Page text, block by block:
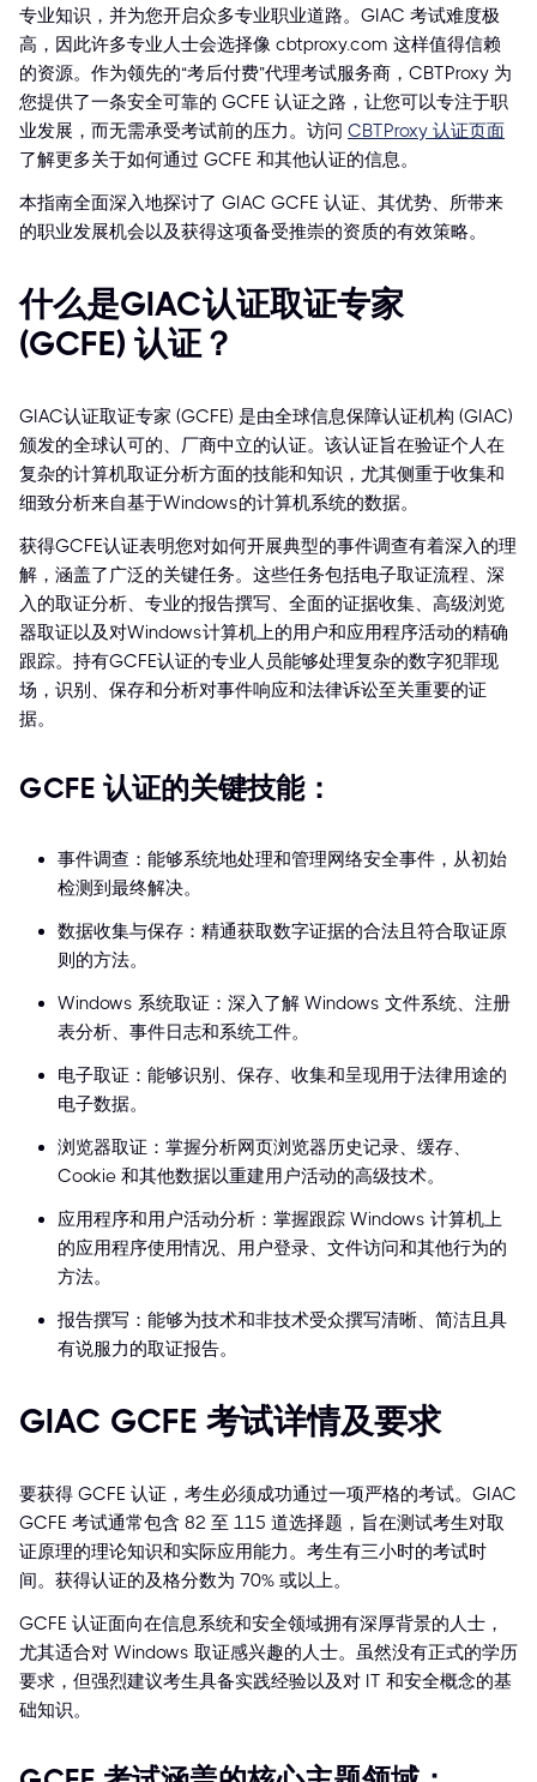
专业知识，并为您开启众多专业职业道路。GIAC 考试难度极
高，因此许多专业人士会选择像 cbtproxy.com 这样值得信赖
的资源。作为领先的“考后付费”代理考试服务商，CBTProxy 为
您提供了一条安全可靠的 GCFE 认证之路，让您可以专注于职
业发展，而无需承受考试前的压力。访问 CBTProxy 认证页面
了解更多关于如何通过 GCFE 和其他认证的信息。
本指南全面深入地探讨了 GIAC GCFE 认证、其优势、所带来
的职业发展机会以及获得这项备受推崇的资质的有效策略。
什么是GIAC认证取证专家
(GCFE) 认证？
GIAC认证取证专家 (GCFE) 是由全球信息保障认证机构 (GIAC)
颁发的全球认可的、厂商中立的认证。该认证旨在验证个人在
复杂的计算机取证分析方面的技能和知识，尤其侧重于收集和
细致分析来自基于Windows的计算机系统的数据。
获得GCFE认证表明您对如何开展典型的事件调查有着深入的理
解，涵盖了广泛的关键任务。这些任务包括电子取证流程、深
入的取证分析、专业的报告撰写、全面的证据收集、高级浏览
器取证以及对Windows计算机上的用户和应用程序活动的精确
跟踪。持有GCFE认证的专业人员能够处理复杂的数字犯罪现
场，识别、保存和分析对事件响应和法律诉讼至关重要的证
据。
GCFE 认证的关键技能：
事件调查：能够系统地处理和管理网络安全事件，从初始
检测到最终解决。
数据收集与保存：精通获取数字证据的合法且符合取证原
则的方法。
Windows 系统取证：深入了解 Windows 文件系统、注册
表分析、事件日志和系统工件。
电子取证：能够识别、保存、收集和呈现用于法律用途的
电子数据。
浏览器取证：掌握分析网页浏览器历史记录、缓存、
Cookie 和其他数据以重建用户活动的高级技术。
应用程序和用户活动分析：掌握跟踪 Windows 计算机上
的应用程序使用情况、用户登录、文件访问和其他行为的
方法。
报告撰写：能够为技术和非技术受众撰写清晰、简洁且具
有说服力的取证报告。
GIAC GCFE 考试详情及要求
要获得 GCFE 认证，考生必须成功通过一项严格的考试。GIAC
GCFE 考试通常包含 82 至 115 道选择题，旨在测试考生对取
证原理的理论知识和实际应用能力。考生有三小时的考试时
间。获得认证的及格分数为 70% 或以上。
GCFE 认证面向在信息系统和安全领域拥有深厚背景的人士，
尤其适合对 Windows 取证感兴趣的人士。虽然没有正式的学历
要求，但强烈建议考生具备实践经验以及对 IT 和安全概念的基
础知识。